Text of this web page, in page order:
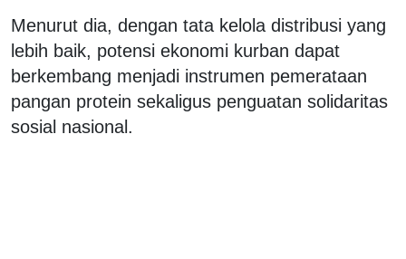
Menurut dia, dengan tata kelola distribusi yang
lebih baik, potensi ekonomi kurban dapat
berkembang menjadi instrumen pemerataan
pangan protein sekaligus penguatan solidaritas
sosial nasional.